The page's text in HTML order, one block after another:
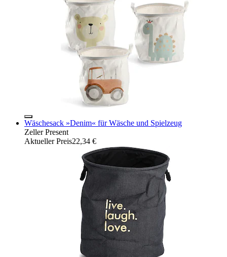
Wäschesack »Denim« für Wäsche und Spielzeug
Zeller Present
Aktueller Preis22,34 €